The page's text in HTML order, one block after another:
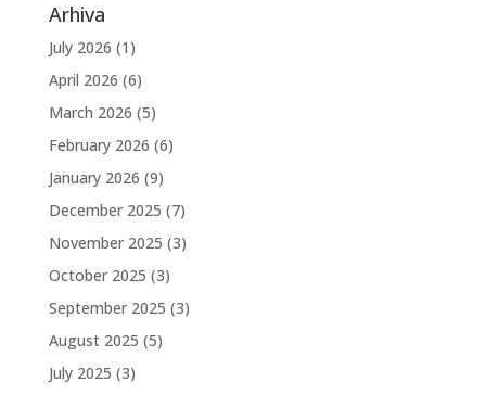
Arhiva
July 2026 (1)
April 2026 (6)
March 2026 (5)
February 2026 (6)
January 2026 (9)
December 2025 (7)
November 2025 (3)
October 2025 (3)
September 2025 (3)
August 2025 (5)
July 2025 (3)